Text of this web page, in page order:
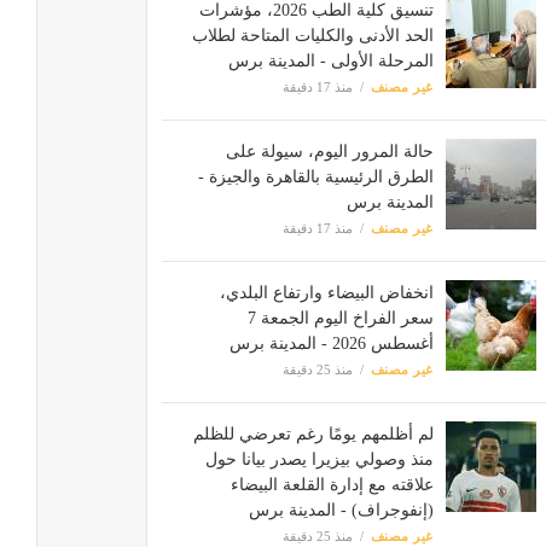
تنسيق كلية الطب 2026، مؤشرات
الحد الأدنى والكليات المتاحة لطلاب
المرحلة الأولى - المدينة برس
غير مصنف منذ 17 دقيقة
حالة المرور اليوم، سيولة على
الطرق الرئيسية بالقاهرة والجيزة -
المدينة برس
غير مصنف منذ 17 دقيقة
انخفاض البيضاء وارتفاع البلدي،
سعر الفراخ اليوم الجمعة 7
أغسطس 2026 - المدينة برس
غير مصنف منذ 25 دقيقة
لم أظلمهم يومًا رغم تعرضي للظلم
منذ وصولي بيزيرا يصدر بيانا حول
علاقته مع إدارة القلعة البيضاء
(إنفوجراف) - المدينة برس
غير مصنف منذ 25 دقيقة